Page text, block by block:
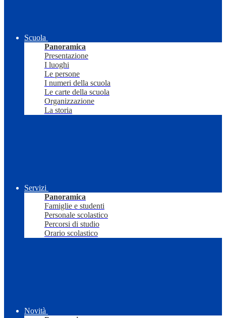
Scuola
Panoramica
Presentazione
I luoghi
Le persone
I numeri della scuola
Le carte della scuola
Organizzazione
La storia
Servizi
Panoramica
Famiglie e studenti
Personale scolastico
Percorsi di studio
Orario scolastico
Novità